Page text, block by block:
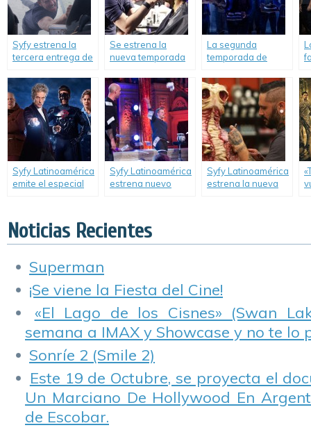
Syfy estrena la
tercera entrega de
Se estrena la
nueva temporada
La segunda
temporada de
a Latinoamérica.
Syfy Latinoamérica
emite el especial
Syfy Latinoamérica
estrena nuevo
Syfy Latinoamérica
estrena la nueva
Noticias Recientes
Superman
¡Se viene la Fiesta del Cine!
«El Lago de los Cisnes» (Swan
semana a IMAX y Showcase y no te lo
Sonríe 2 (Smile 2)
Este 19 de Octubre, se proyecta el
Un Marciano De Hollywood En
de Escobar.